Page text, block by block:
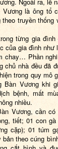
Ngoài ra, lễ
là ông tổ
truyền thống
từng gia
của gia đình như
chay… Phần
chủ nhà đều đã
trong quy mô
Bàn Vương khi
bệnh, mất
nhiều.
Vương, cần
tiết; 01 con
cặp); 01 túm
bản theo cúng